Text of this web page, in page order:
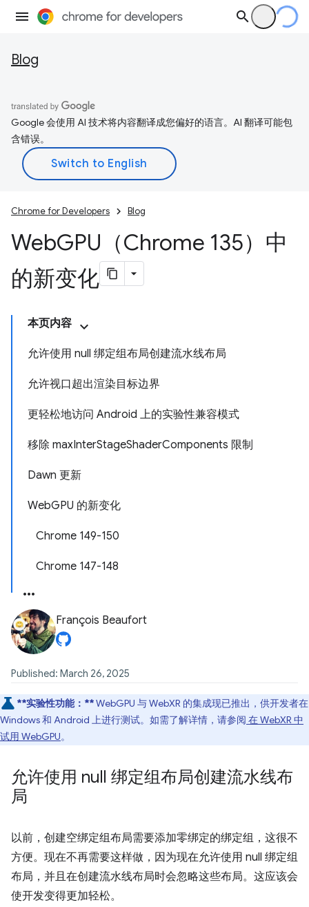
Blog
Google 会使用 AI 技术将内容翻译成您偏好的语言。AI 翻译可能包
含错误。
Chrome for Developers Blog
WebGPU（Chrome 135）中
的新变化
本页内容
允许使用 null 绑定组布局创建流水线布局
允许视口超出渲染目标边界
更轻松地访问 Android 上的实验性兼容模式
移除 maxInterStageShaderComponents 限制
Dawn 更新
WebGPU 的新变化
Chrome 149-150
Chrome 147-148
François Beaufort
Published: March 26, 2025
**实验性功能：**WebGPU 与 WebXR 的集成现已推出，供开发者在
Windows 和 Android 上进行测试。如需了解详情，请参阅 在 WebXR 中
试用 WebGPU。
允许使用 null 绑定组布局创建流水线布
局
以前，创建空绑定组布局需要添加零绑定的绑定组，这很不
方便。现在不再需要这样做，因为现在允许使用 null 绑定组
布局，并且在创建流水线布局时会忽略这些布局。这应该会
使开发变得更加轻松。